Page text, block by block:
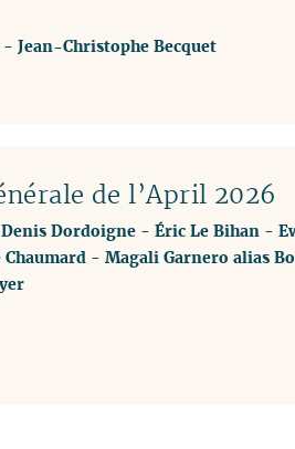
Jean-Christophe Becquet
de l’April 2026
Denis Dordoigne- Éric Le Bihan-
Chaumard- Magali Garnero alias